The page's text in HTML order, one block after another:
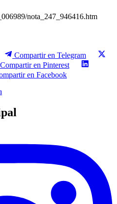
nota_247_946416.htm
Compartir en Telegram
Compartir en Pinterest
en Facebook